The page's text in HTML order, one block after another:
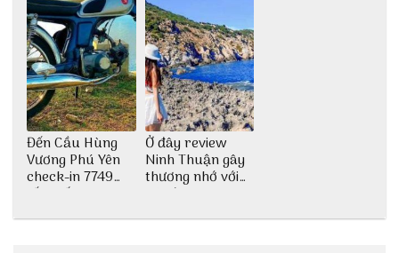
Đến Cầu Hùng
Vương Phú Yên
check-in 7749
tấm sống ảo
Ở đây review
Ninh Thuận gây
thương nhớ với
nét đẹp thiên